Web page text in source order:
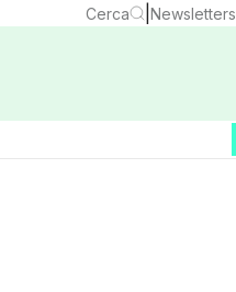
Cerca Newsletters